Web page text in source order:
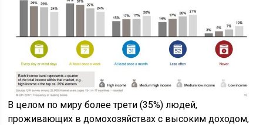
В целом по миру более трети (35%) людей,
проживающих в домохозяйствах с высоким доходом,